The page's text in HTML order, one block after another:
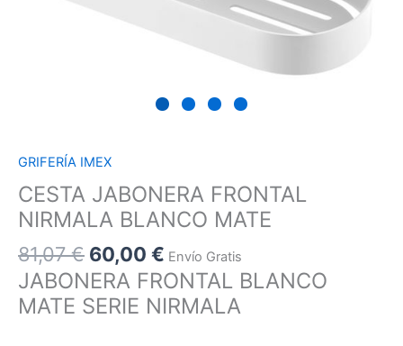
GRIFERÍA IMEX
CESTA JABONERA FRONTAL
NIRMALA BLANCO MATE
81,07€ 60,00 € Envío Gratis
JABONERA FRONTAL BLANCO
MATE SERIE NIRMALA